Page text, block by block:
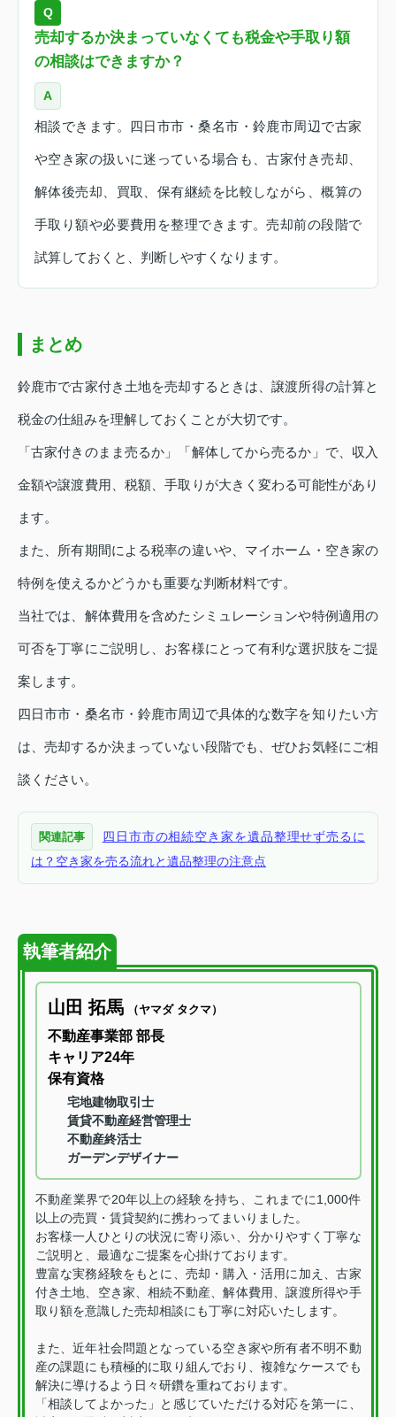
Q
売却するか決まっていなくても税金や手取り額
の相談はできますか？
A
相談できます。四日市市・桑名市・鈴鹿市周辺で古家
や空き家の扱いに迷っている場合も、古家付き売却、
解体後売却、買取、保有継続を比較しながら、概算の
手取り額や必要費用を整理できます。売却前の段階で
試算しておくと、判断しやすくなります。
まとめ
鈴鹿市で古家付き土地を売却するときは、譲渡所得の計算と
税金の仕組みを理解しておくことが大切です。
「古家付きのまま売るか」「解体してから売るか」で、収入
金額や譲渡費用、税額、手取りが大きく変わる可能性があり
ます。
また、所有期間による税率の違いや、マイホーム・空き家の
特例を使えるかどうかも重要な判断材料です。
当社では、解体費用を含めたシミュレーションや特例適用の
可否を丁寧にご説明し、お客様にとって有利な選択肢をご提
案します。
四日市市・桑名市・鈴鹿市周辺で具体的な数字を知りたい方
は、売却するか決まっていない段階でも、ぜひお気軽にご相
談ください。
関連記事
四日市市の相続空き家を遺品整理せず売るに
は？空き家を売る流れと遺品整理の注意点
執筆者紹介
山田 拓馬 （ヤマダ タクマ）
不動産事業部 部長
キャリア24年
保有資格
宅地建物取引士
賃貸不動産経営管理士
不動産終活士
ガーデンデザイナー
不動産業界で20年以上の経験を持ち、これまでに1,000件
以上の売買・賃貸契約に携わってまいりました。
お客様一人ひとりの状況に寄り添い、分かりやすく丁寧な
ご説明と、最適なご提案を心掛けております。
豊富な実務経験をもとに、売却・購入・活用に加え、古家
付き土地、空き家、相続不動産、解体費用、譲渡所得や手
取り額を意識した売却相談にも丁寧に対応いたします。
また、近年社会問題となっている空き家や所有者不明不動
産の課題にも積極的に取り組んでおり、複雑なケースでも
解決に導けるよう日々研鑽を重ねております。
「相談してよかった」と感じていただける対応を第一に、